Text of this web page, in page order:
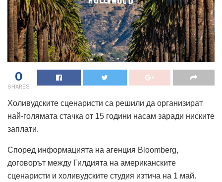
0
SHARES
Холивудските сценаристи са решили да организират
най-голямата стачка от 15 години насам заради ниските
заплати.
Според информацията на агенция Bloomberg,
договорът между Гилдията на американските
сценаристи и холивудските студия изтича на 1 май.